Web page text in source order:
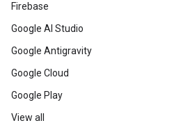
Firebase
Google AI Studio
Google Antigravity
Google Cloud
Google Play
View all